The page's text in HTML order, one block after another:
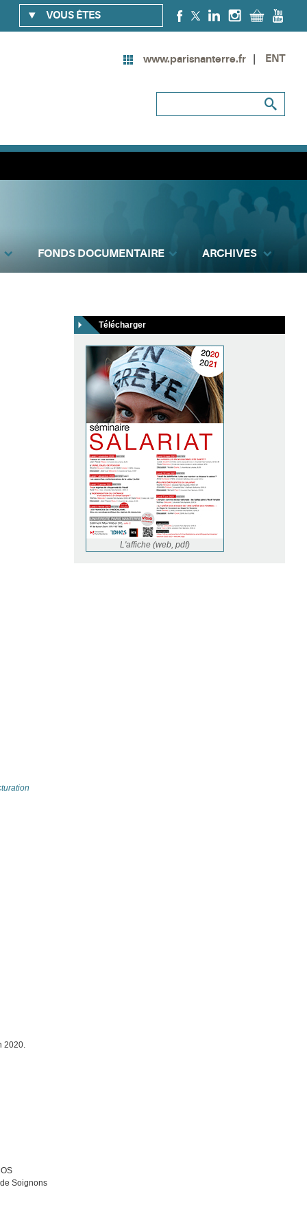
VOUS ÊTES
www.parisnanterre.fr ENT
FONDS DOCUMENTAIRE ARCHIVES
2020.
Soignons
Télécharger
L'affiche (web, pdf)